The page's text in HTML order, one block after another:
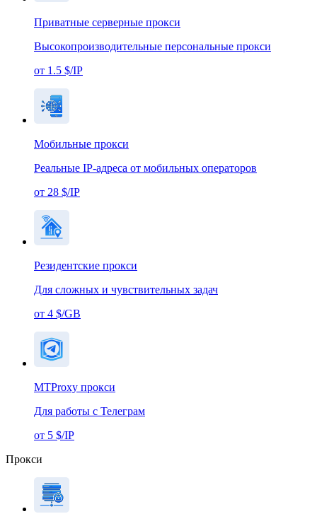
Приватные серверные прокси
Высокопроизводительные персональные прокси
от 1.5 $/IP
Мобильные прокси
Реальные IP-адреса от мобильных операторов
от 28 $/IP
Резидентские прокси
Для сложных и чувствительных задач
от 4 $/GB
MTProxy прокси
Для работы с Телеграм
от 5 $/IP
Прокси